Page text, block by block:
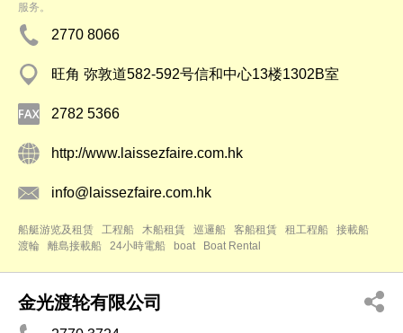
服务。
2770 8066
旺角 弥敦道582-592号信和中心13楼1302B室
2782 5366
http://www.laissezfaire.com.hk
info@laissezfaire.com.hk
船艇游览及租赁 工程船 木船租賃 巡邏船 客船租賃 租工程船
接載船
渡輪
離島接載船 24小時電船 boat Boat Rental
金光渡轮有限公司